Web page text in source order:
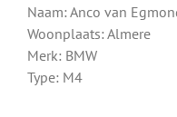
Naam: Anco van
Woonplaats: Almere
Merk: BMW
Type: M4